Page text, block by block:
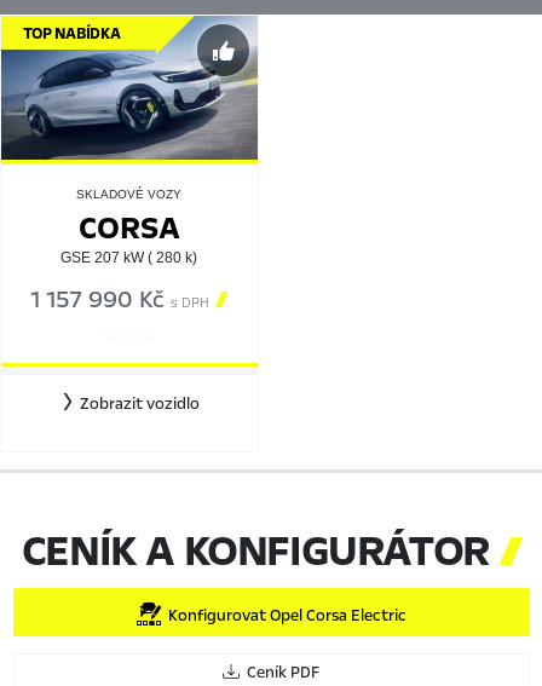
TOP NABÍDKA
SKLADOVÉ VOZY
CORSA
GSE 207 kW ( 280 k)
1 157 990 Kčs DPH 
Zobrazit vozidlo
CENÍK A KONFIGURÁTOR
Konfigurovat Opel Corsa Electric
Ceník PDF